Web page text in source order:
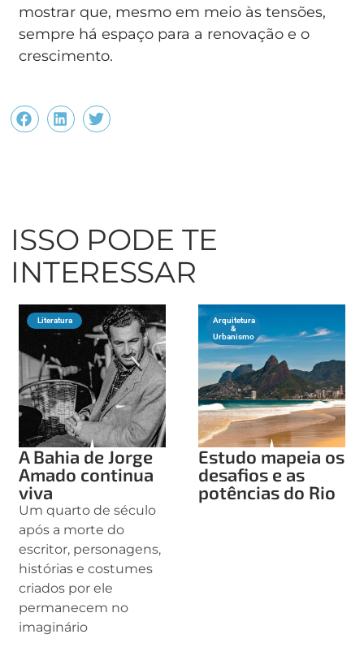
mostrar que, mesmo em meio às tensões,
sempre há espaço para a renovação e o
crescimento.
ISSO PODE TE
INTERESSAR
Literatura
A Bahia de Jorge
Amado continua
viva
Um quarto de século
após a morte do
escritor, personagens,
histórias e costumes
criados por ele
permanecem no
imaginário
Arquitetura
&
Urbanismo
Estudo mapeia os
desafios e as
potências do Rio